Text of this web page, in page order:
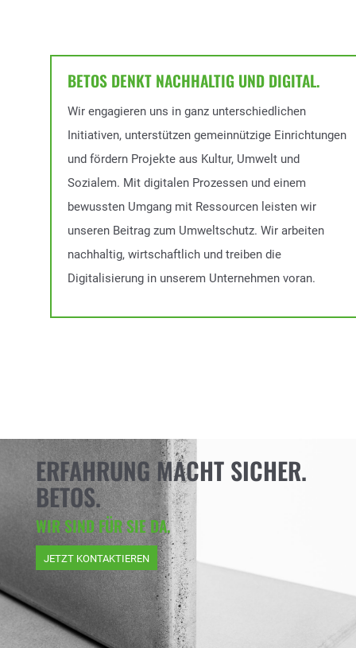
BETOS DENKT NACHHALTIG UND DIGITAL.
Wir engagieren uns in ganz unterschiedlichen
Initiativen, unterstützen gemeinnützige Einrichtungen
und fördern Projekte aus Kultur, Umwelt und
Sozialem. Mit digitalen Prozessen und einem
bewussten Umgang mit Ressourcen leisten wir
unseren Beitrag zum Umweltschutz. Wir arbeiten
nachhaltig, wirtschaftlich und treiben die
Digitalisierung in unserem Unternehmen voran.
ERFAHRUNG MACHT SICHER.
BETOS.
WIR SIND FÜR SIE DA.
JETZT KONTAKTIEREN